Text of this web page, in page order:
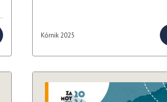
Kórnik 2025